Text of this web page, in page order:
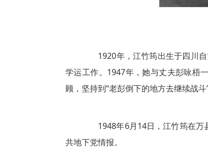
1920年，江竹筠出生于四川自
学运工作。1947年，她与丈夫彭咏梧
顾，坚持到“老彭倒下的地方去继续战
1948年6月14日，江竹筠在万
共地下党情报。